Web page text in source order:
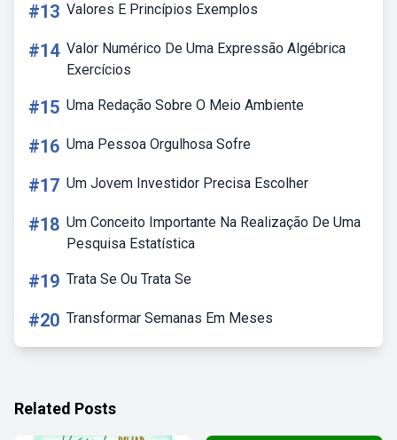
#13 Valores E Princípios Exemplos
#14 Valor Numérico De Uma Expressão Algébrica
Exercícios
#15 Uma Redação Sobre O Meio Ambiente
#16 Uma Pessoa Orgulhosa Sofre
#17 Um Jovem Investidor Precisa Escolher
#18 Um Conceito Importante Na Realização De Uma
Pesquisa Estatística
#19 Trata Se Ou Trata Se
#20 Transformar Semanas Em Meses
Related Posts